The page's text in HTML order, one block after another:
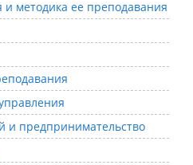
методика ее преподавания
и предпринимательство